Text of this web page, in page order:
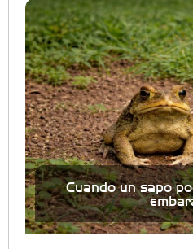
Cuando un sapo